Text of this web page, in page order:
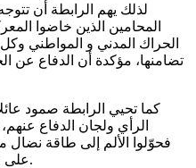
لذلك يهم الرابطة أن
المحامين الذين خاضوا
الحراك المدني و المواطني
تضامنها، مؤكدة أن الدفاع عن
كما تحيي الرابطة صمود
الرأي ولجان الدفاع
فحوّلوا الألم إلى طاقة نضال
على مطلب الحرية حيا في الفضاء العام.